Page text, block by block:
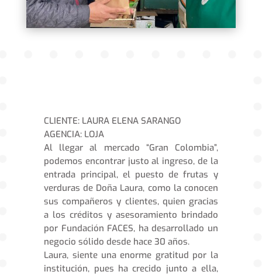
CLIENTE: LAURA ELENA SARANGO
AGENCIA: LOJA
Al llegar al mercado “Gran Colombia”,
podemos encontrar justo al ingreso, de la
entrada principal, el puesto de frutas y
verduras de Doña Laura, como la conocen
sus compañeros y clientes, quien gracias
a los créditos y asesoramiento brindado
por Fundación FACES, ha desarrollado un
negocio sólido desde hace 30 años.
Laura, siente una enorme gratitud por la
institución, pues ha crecido junto a ella,